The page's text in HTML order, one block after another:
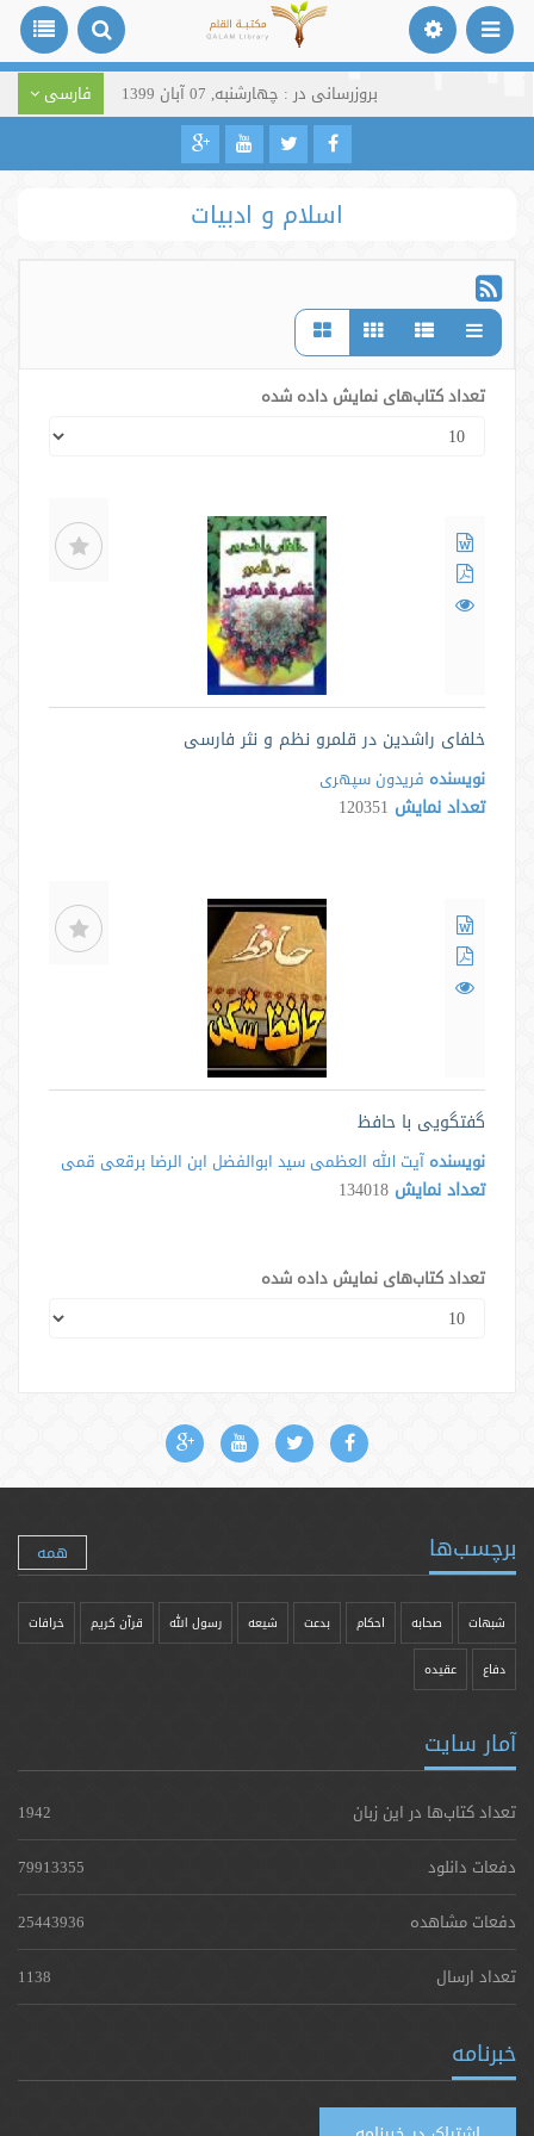
بروزرسانی در : چهارشنبه, 07 آبان 1399 فارسی
اسلام و ادبیات
تعداد کتاب‌های نمایش داده شده
خلفای راشدین در قلمرو نظم و نثر فارسی
نویسنده فریدون سپهری
تعداد نمایش 120351
گفتگویی با حافظ
نویسنده آیت الله العظمی سید ابوالفضل ابن الرضا برقعی قمی
تعداد نمایش 134018
تعداد کتاب‌های نمایش داده شده
برچسب‌ها همه
شبهات صحابه احکام بدعت شیعه رسول الله قرآن کریم خرافات
دفاع عقیده
آمار سایت
تعداد کتاب‌ها در این زبان
1942
دفعات دانلود
79913355
دفعات مشاهده
25443936
تعداد ارسال
1138
خبرنامه